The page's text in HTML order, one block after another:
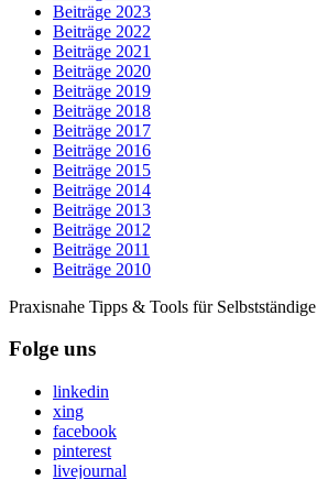
Beiträge 2023
Beiträge 2022
Beiträge 2021
Beiträge 2020
Beiträge 2019
Beiträge 2018
Beiträge 2017
Beiträge 2016
Beiträge 2015
Beiträge 2014
Beiträge 2013
Beiträge 2012
Beiträge 2011
Beiträge 2010
Praxisnahe Tipps & Tools für Selbstständige
Folge uns
linkedin
xing
facebook
pinterest
livejournal